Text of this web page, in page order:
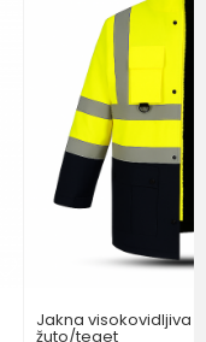
Jakna visokovidljiva 5
žuto/teget